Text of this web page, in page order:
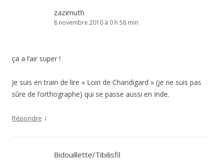
zazimuth
8 novembre 2010 à 0 h 58 min
ça a l’air super !
Je suis en train de lire « Loin de Chandigard » (je ne suis pas
sûre de l’orthographe) qui se passe aussi en Inde.
Répondre ↓
Bidouillette/Tibilisfil